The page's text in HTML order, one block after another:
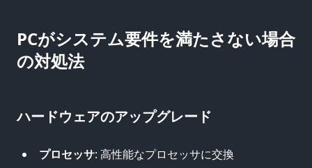
PCがシステム要件を満たさない場合
の対処法
ハードウェアのアップグレード
プロセッサ: 高性能なプロセッサに交換